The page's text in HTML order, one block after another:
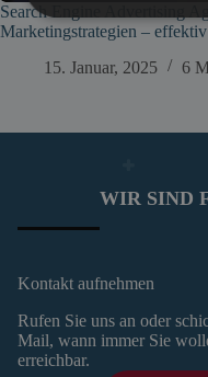
Search Engine Advertising
Marketingstrategien –
15. Januar, 2025
6
WIR SIND
Kontakt aufnehmen
Rufen Sie uns an oder
Mail, wann immer Sie
erreichbar.